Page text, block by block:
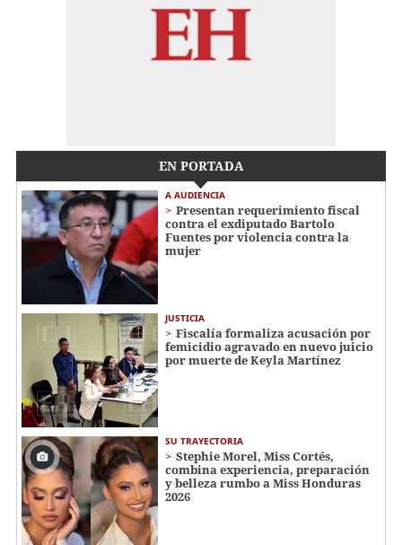
EN PORTADA
A AUDIENCIA
Presentan requerimiento fiscal
contra el exdiputado Bartolo
Fuentes por violencia contra la
mujer
JUSTICIA
Fiscalía formaliza acusación por
femicidio agravado en nuevo juicio
por muerte de Keyla Martínez
SU TRAYECTORIA
Stephie Morel, Miss Cortés,
combina experiencia, preparación
y belleza rumbo a Miss Honduras
2026